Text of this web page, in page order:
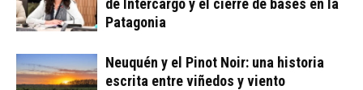
Patagonia
Neuquén y el Pinot Noir: una historia
escrita entre viñedos y viento